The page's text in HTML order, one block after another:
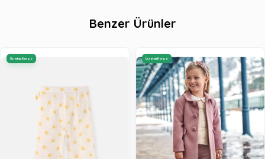
Benzer Ürünler
Ücretsiz Kargo Ücretsiz Kargo